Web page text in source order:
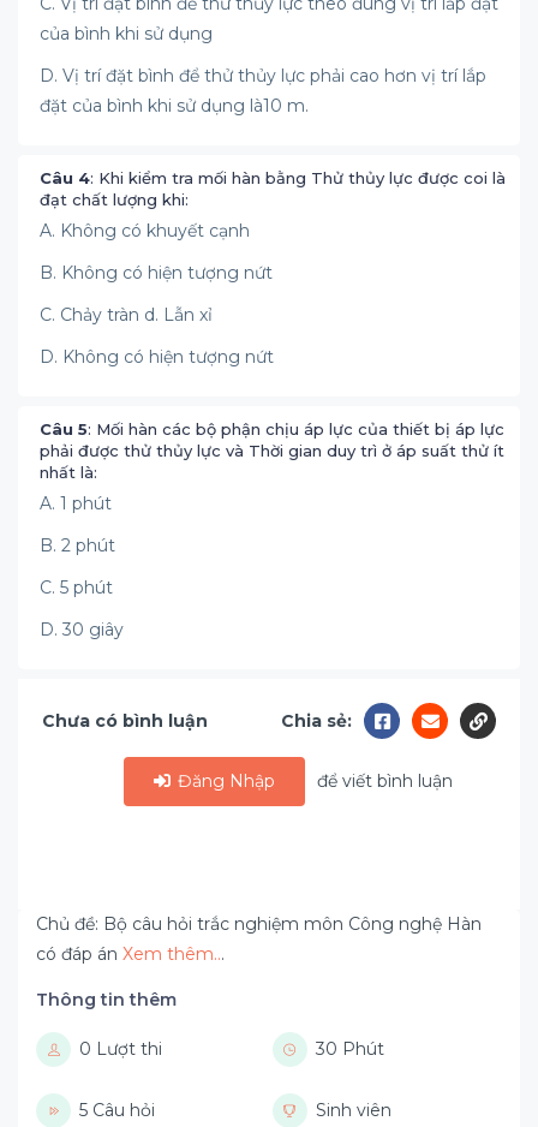
của bình khi sử dụng
D. Vị trí đặt bình để thử thủy lực phải cao hơn vị trí lắp
đặt của bình khi sử dụng là10 m.
Câu 4: Khi kiểm tra mối hàn bằng Thử thủy lực được coi là
đạt chất lượng khi:
A. Không có khuyết cạnh
B. Không có hiện tượng nứt
C. Chảy tràn d. Lẫn xỉ
D. Không có hiện tượng nứt
Câu 5: Mối hàn các bộ phận chịu áp lực của thiết bị áp lực
phải được thử thủy lực và Thời gian duy trì ở áp suất thử ít
nhất là:
A. 1 phút
B. 2 phút
C. 5 phút
D. 30 giây
Chưa có bình luận Chia sẻ:
Đăng Nhập để viết bình luận
Chủ đề: Bộ câu hỏi trắc nghiệm môn Công nghệ Hàn
có đáp án Xem thêm...
Thông tin thêm
0 Lượt thi 30 Phút
5 Câu hỏi Sinh viên